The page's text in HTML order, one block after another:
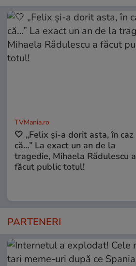
TVMania.ro
🤍 „Felix și-a dorit asta, în caz
că…” La exact un an de la
tragedie, Mihaela Rădulescu a
făcut public totul!
PARTENERI